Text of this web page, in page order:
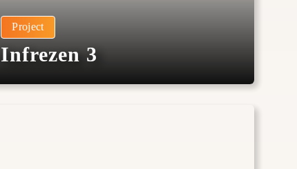
Project
Infrezen 3